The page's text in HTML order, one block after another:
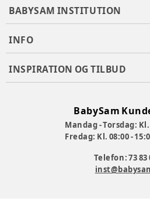
BABYSAM INSTITUTION
INFO
INSPIRATION OG TILBUD
BabySam
Mandag - Torsdag: Kl.
Fredag: Kl. 08:00 -
Telefon: 73 83